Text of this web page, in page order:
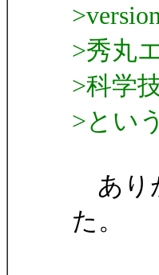
>秀丸
>科学
>とい
あり
た。